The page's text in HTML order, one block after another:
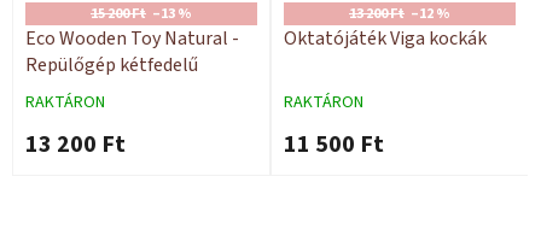
15 200 Ft –13 %
Eco Wooden Toy Natural -
Repülőgép kétfedelű
RAKTÁRON
13 200 Ft
13 200 Ft –12 %
Oktatójáték Viga kockák
RAKTÁRON
11 500 Ft